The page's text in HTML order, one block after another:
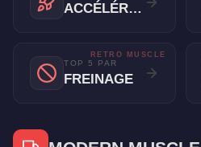
ACCÉLÉRATION
TOP 5 PAR
FREINAGE
RETRO MUSCLE